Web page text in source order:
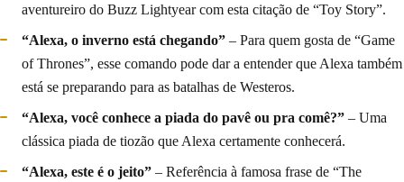
aventureiro do Buzz Lightyear com esta citação de “Toy Story”.
“Alexa, o inverno está chegando” – Para quem gosta de “Game
of Thrones”, esse comando pode dar a entender que Alexa também
está se preparando para as batalhas de Westeros.
“Alexa, você conhece a piada do pavê ou pra comê?” – Uma
clássica piada de tiozão que Alexa certamente conhecerá.
“Alexa, este é o jeito” – Referência à famosa frase de “The